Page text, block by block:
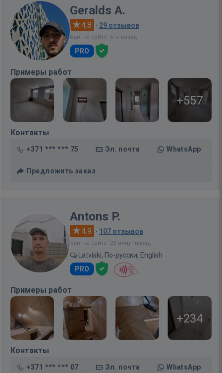
Geralds A.
4.8 · 29 отзывов
Был на сайте: 6 ч. назад
PRO
Примеры работ
+557
Контакты
+371 *** *** 75 Эл. почта WhatsApp
Предложить заказ
Antons P.
4.9 · 107 отзывов
Был на сайте: 23 минут назад
Latviski, По-русски, English
PRO
Примеры работ
+234
Контакты
+371 *** *** 07 Эл. почта WhatsApp